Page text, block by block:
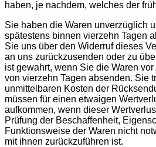
haben, je nachdem, welches der
Sie haben die Waren unverzüglich
spätestens binnen vierzehn Tagen
Sie uns über den Widerruf dieses
an uns zurückzusenden oder zu
ist gewahrt, wenn Sie die Waren
von vierzehn Tagen absenden. Sie
unmittelbaren Kosten der
müssen für einen etwaigen
aufkommen, wenn dieser
Prüfung der Beschaffenheit,
Funktionsweise der Waren nicht
mit ihnen zurückzuführen ist.